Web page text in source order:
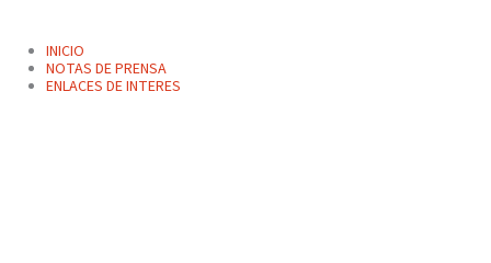
INICIO
NOTAS DE PRENSA
ENLACES DE INTERES